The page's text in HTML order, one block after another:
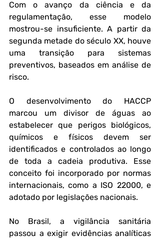
Com o avanço da ciência e da
regulamentação, esse modelo
mostrou-se insuficiente. A partir da
segunda metade do século XX, houve
uma transição para sistemas
preventivos, baseados em análise de
risco.
O desenvolvimento do HACCP
marcou um divisor de águas ao
estabelecer que perigos biológicos,
químicos e físicos devem ser
identificados e controlados ao longo
de toda a cadeia produtiva. Esse
conceito foi incorporado por normas
internacionais, como a ISO 22000, e
adotado por legislações nacionais.
No Brasil, a vigilância sanitária
passou a exigir evidências analíticas